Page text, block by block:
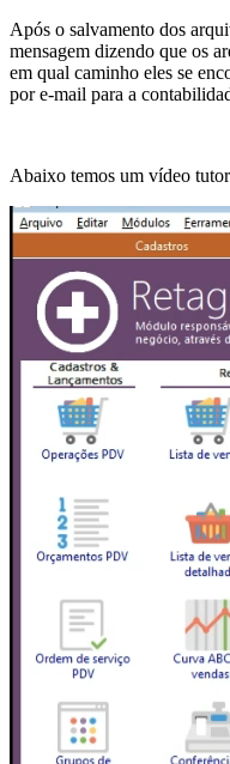
Após o salvamento dos
mensagem dizendo que os
em qual caminho eles se
por e-mail para a
Abaixo temos um vídeo